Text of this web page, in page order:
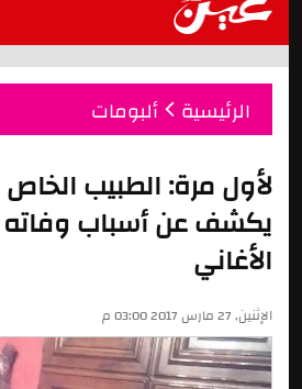
الرئيسية ألبومات
لأول مرة: الطبيب الخاص
يكشف عن أسباب وفاته
الأغاني
الإثنين, 27 مارس 2017 03:00 م